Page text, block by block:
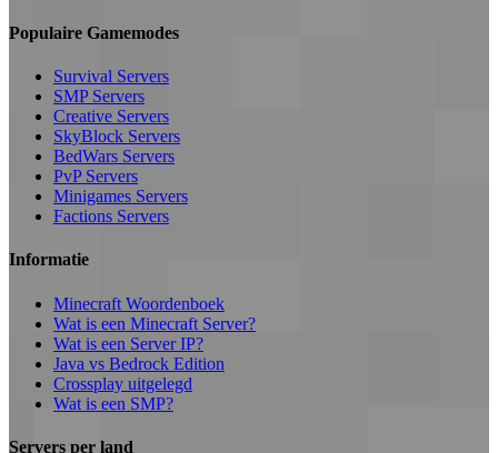
Populaire Gamemodes
Survival Servers
SMP Servers
Creative Servers
SkyBlock Servers
BedWars Servers
PvP Servers
Minigames Servers
Factions Servers
Informatie
Minecraft Woordenboek
Wat is een Minecraft Server?
Wat is een Server IP?
Java vs Bedrock Edition
Crossplay uitgelegd
Wat is een SMP?
Servers per land